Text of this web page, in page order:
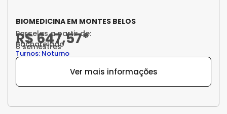
BIOMEDICINA EM MONTES BELOS
Parcelas a partir de:
R$ 647,57*
Bacharelado
8 semestres
Turnos: Noturno
Ver mais informações